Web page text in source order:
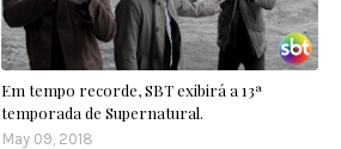
Em tempo recorde, SBT exibirá a 13ª
temporada de Supernatural.
May 09, 2018